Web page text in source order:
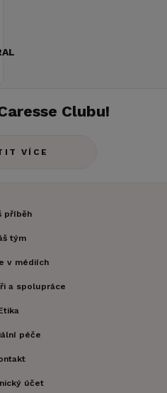
Clubu!
VÍCE
příběh
tým
v médiích
a spolupráce
péče
účet